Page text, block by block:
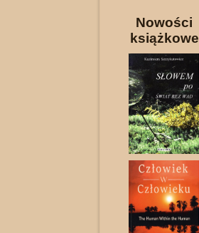
Nowości
książkowe